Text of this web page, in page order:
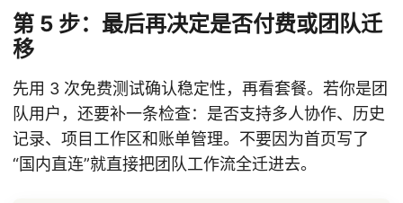
第 5 步：最后再决定是否付费或团队迁
移
先用 3 次免费测试确认稳定性，再看套餐。若你是团
队用户，还要补一条检查：是否支持多人协作、历史
记录、项目工作区和账单管理。不要因为首页写了
“国内直连”就直接把团队工作流全迁进去。